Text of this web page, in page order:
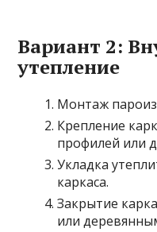
Вариант 2:
утепление
Монтаж
Крепление
профилей или
Укладка
каркаса.
Закрытие
или